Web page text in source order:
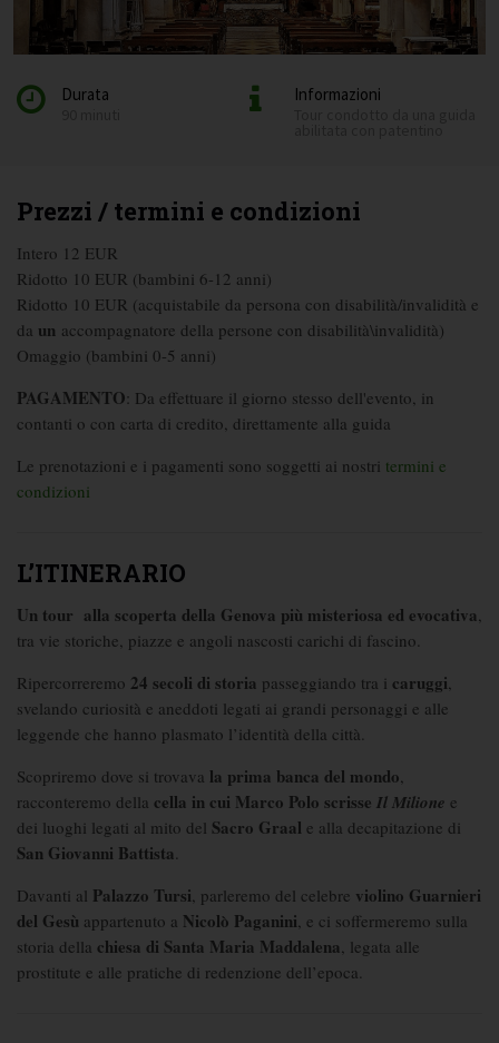
Durata Informazioni
Prezzi / termini e condizioni
Intero 12 EUR
Ridotto 10 EUR (bambini 6-12 anni)
Ridotto 10 EUR (acquistabile da persona con disabilità/invalidità e
da un accompagnatore della persone con disabilità\invalidità)
Omaggio (bambini 0-5 anni)
PAGAMENTO: Da effettuare il giorno stesso dell'evento, in
contanti o con carta di credito, direttamente alla guida
Le prenotazioni e i pagamenti sono soggetti ai nostri termini e
condizioni
L’ITINERARIO
Un tour alla scoperta della Genova più misteriosa ed evocativa,
tra vie storiche, piazze e angoli nascosti carichi di fascino.
Ripercorreremo 24 secoli di storia passeggiando tra i caruggi,
svelando curiosità e aneddoti legati ai grandi personaggi e alle
leggende che hanno plasmato l’identità della città.
Scopriremo dove si trovava la prima banca del mondo,
racconteremo della cella in cui Marco Polo scrisse Il Milione e
dei luoghi legati al mito del Sacro Graal e alla decapitazione di
San Giovanni Battista.
Davanti al Palazzo Tursi, parleremo del celebre violino Guarnieri
del Gesù appartenuto a Nicolò Paganini, e ci soffermeremo sulla
storia della chiesa di Santa Maria Maddalena, legata alle
prostitute e alle pratiche di redenzione dell’epoca.